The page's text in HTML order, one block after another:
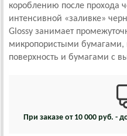
короблению после прохода
интенсивной «заливке»
Glossy занимает
микропористыми
поверхность и бумагами с
При заказе от 10 000 руб. -